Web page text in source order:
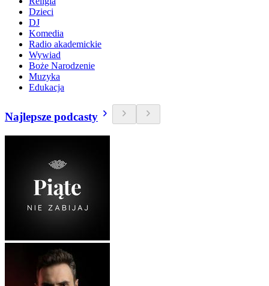
Dzieci
DJ
Komedia
Radio akademickie
Wywiad
Boże Narodzenie
Muzyka
Edukacja
Najlepsze podcasty